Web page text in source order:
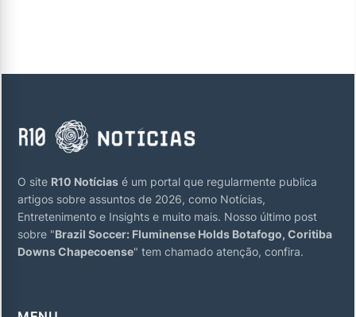
O site R10 Notícias é um portal que regularmente publica
artigos sobre assuntos de 2026, como Notícias,
Entretenimento e Insights e muito mais. Nosso último post
sobre "Brazil Soccer: Fluminense Holds Botafogo, Coritiba
Downs Chapecoense" tem chamado atenção, confira.